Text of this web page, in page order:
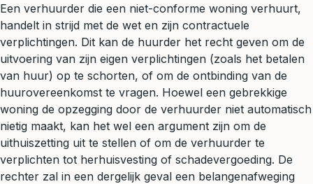
Een verhuurder die een niet-conforme woning verhuurt,
handelt in strijd met de wet en zijn contractuele
verplichtingen. Dit kan de huurder het recht geven om de
uitvoering van zijn eigen verplichtingen (zoals het betalen
van huur) op te schorten, of om de ontbinding van de
huurovereenkomst te vragen. Hoewel een gebrekkige
woning de opzegging door de verhuurder niet automatisch
nietig maakt, kan het wel een argument zijn om de
uithuiszetting uit te stellen of om de verhuurder te
verplichten tot herhuisvesting of schadevergoeding. De
rechter zal in een dergelijk geval een belangenafweging